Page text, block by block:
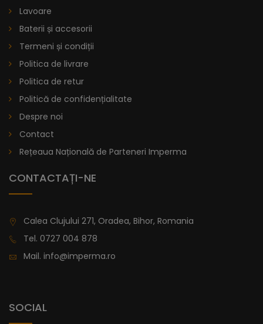
Lavoar Cu Bordură - Vitoria
De la914,11 lei
Lavoare
Baterii și accesorii
Termeni și condiții
Politica de livrare
Politica de retur
Politică de confidențialitate
Despre noi
Contact
Rețeaua Națională de Parteneri Imperma
CONTACTAȚI-NE
Calea Clujului 271, Oradea, Bihor, Romania
Tel. 0727 004 878
Mail. info@imperma.ro
SOCIAL